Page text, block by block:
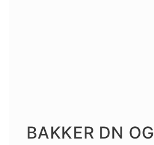
BAKKER DN OG